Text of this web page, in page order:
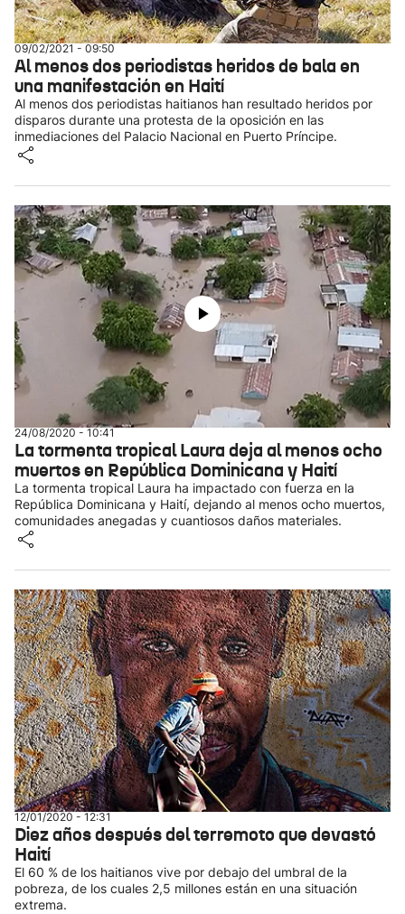
09/02/2021 - 09:50
Al menos dos periodistas heridos de bala en
una manifestación en Haití
Al menos dos periodistas haitianos han resultado heridos por
disparos durante una protesta de la oposición en las
inmediaciones del Palacio Nacional en Puerto Príncipe.
24/08/2020 - 10:41
La tormenta tropical Laura deja al menos ocho
muertos en República Dominicana y Haití
La tormenta tropical Laura ha impactado con fuerza en la
República Dominicana y Haití, dejando al menos ocho muertos,
comunidades anegadas y cuantiosos daños materiales.
12/01/2020 - 12:31
Diez años después del terremoto que devastó
Haití
El 60 % de los haitianos vive por debajo del umbral de la
pobreza, de los cuales 2,5 millones están en una situación
extrema.